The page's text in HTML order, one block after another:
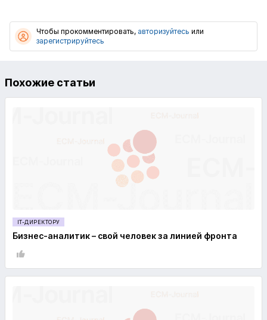
Чтобы прокомментировать, авторизуйтесь или
зарегистрируйтесь
Похожие статьи
IT-ДИРЕКТОРУ
Бизнес-аналитик – свой человек за линией фронта